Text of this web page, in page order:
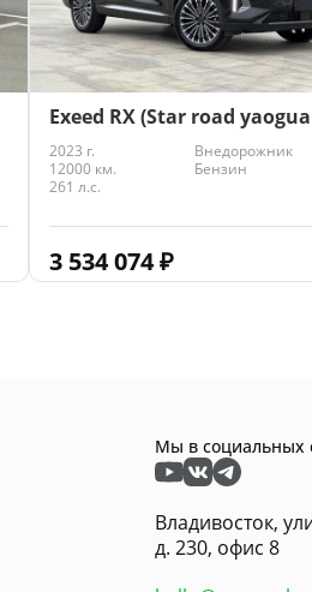
Exeed RX (Star road
2023 г.
Внедорожник
12000 км.
Бензин
261 л.с.
3 534 074₽
Мы в социальных
Владивосток,
д. 230, офис 8